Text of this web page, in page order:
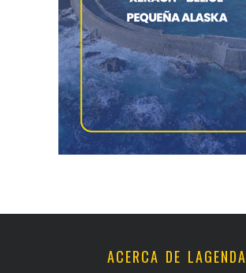
ACERCA DE LAGENDA